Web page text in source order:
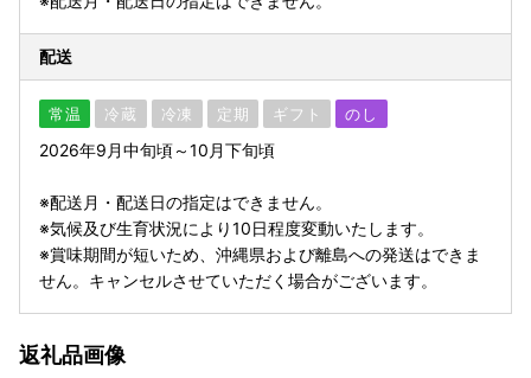
配送
常温 冷蔵 冷凍 定期 ギフト のし
2026年9月中旬頃～10月下旬頃
※配送月・配送日の指定はできません。
※気候及び生育状況により10日程度変動いたします。
※賞味期間が短いため、沖縄県および離島への発送はできま
せん。キャンセルさせていただく場合がございます。
返礼品画像